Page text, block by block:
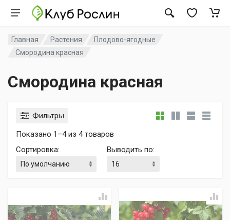
Главная Растения
Плодово-ягодные
Смородина красная
Смородина красная
Фильтры
Показано 1–4 из 4 товаров
Сортировка: Выводить по: